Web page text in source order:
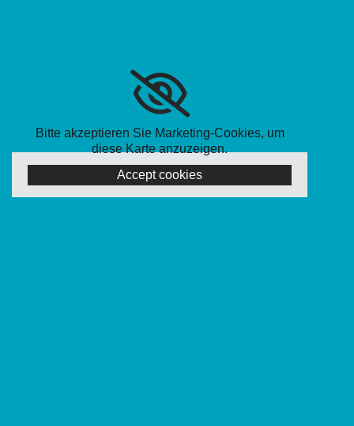
Bitte akzeptieren Sie Marketing-Cookies, um
diese Karte anzuzeigen.
Accept cookies